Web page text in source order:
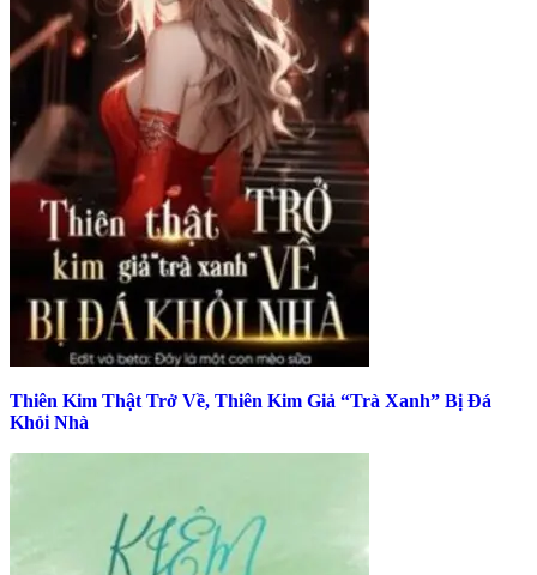
Thiên Kim Thật Trở Về, Thiên Kim Giả “Trà Xanh” Bị Đá
Khỏi Nhà